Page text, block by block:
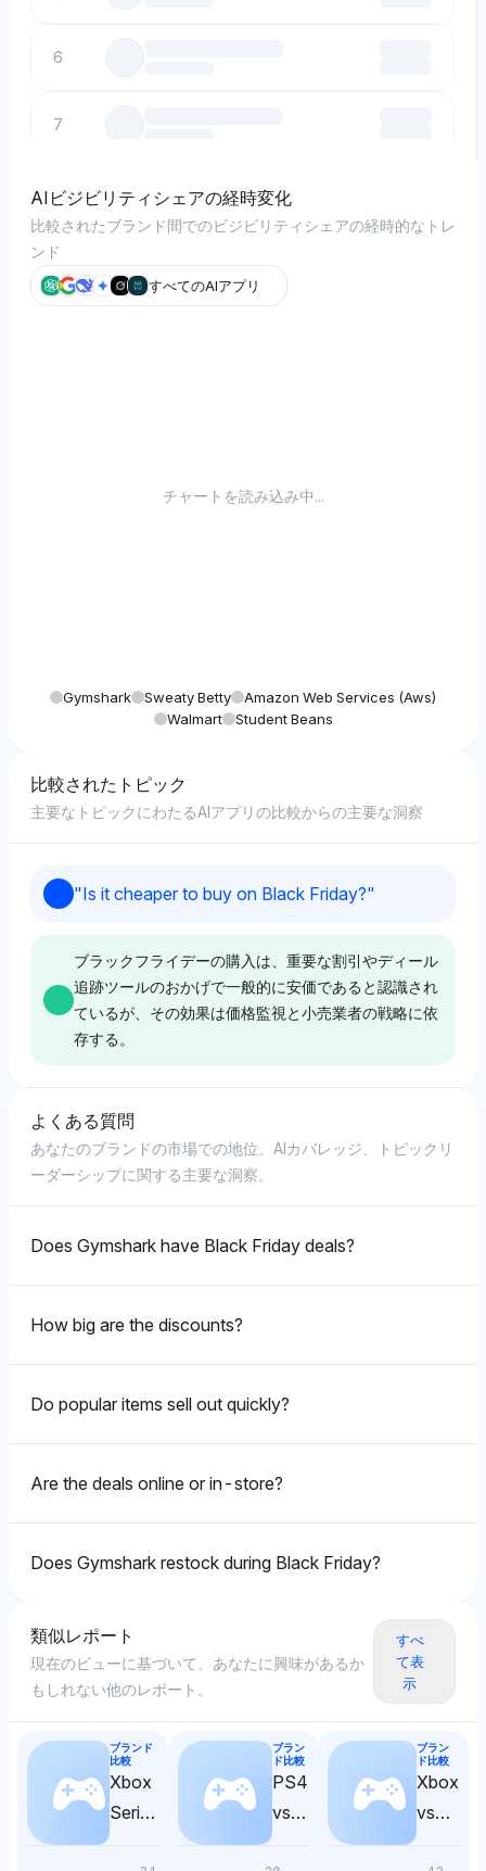
6
7
8
9
AIビジビリティシェアの経時変化
比較されたブランド間でのビジビリティシェアの経時的なトレ
ンド
すべてのAIアプリ
チャートを読み込み中...
Gymshark Sweaty Betty
Amazon Web Services (aws)
Walmart
Student Beans
比較されたトピック
主要なトピックにわたるAIアプリの比較からの主要な洞察
"Is it cheaper to buy on Black Friday?"
ブラックフライデーの購入は、重要な割引やディール
追跡ツールのおかげで一般的に安価であると認識され
ているが、その効果は価格監視と小売業者の戦略に依
存する。
Deepseek
Deepseekは、ブラックフライデーのディールを追跡す
るために、21.4%の可視性シェアを持つHoney、
AWS、Camelcamelcamelなどのツールを好む傾向があ
り、安価な価格を見つけるための役立ち具合を強調し、
特定のセールのためにWalmartとBest Buy（各7.1%）
に言及している。
Chatgpt
ChatGPTも同様に、21.4%の可視性シェアを持つ
約に対してポジティブな感情を示している。また、
て言及している。
Perplexity
Perplexityはよりニュートラルなトーンを採り、ブラッ
クフライデーの節約についての統計的洞察を得るために
WalletHub（7.1%）に焦点を当て、Appleや
PlayStation 5（各7.1%）が一般的に割引されるアイテ
ムとして言及しており、節約が可能であるが普遍的に保
証されるわけではないことを示唆している。
よくある質問
あなたのブランドの市場での地位、AIカバレッジ、トピックリ
ーダーシップに関する主要な洞察。
Does Gymshark have Black Friday deals?
How big are the discounts?
Do popular items sell out quickly?
Are the deals online or in-store?
Does Gymshark restock during Black Friday?
類似レポート
現在のビューに基づいて、あなたに興味があるか
もしれない他のレポート。
すべ
て表
示
ブランド
比較
Xbox
Series
X vs
ブラン
ド比較
PS4
vs
ブラン
ド比較
Xbox
vs
PS5